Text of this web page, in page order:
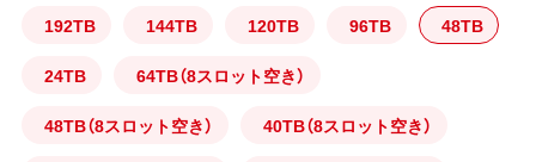
192TB 144TB 120TB 96TB 48TB
24TB 64TB（8スロット空き）
48TB（8スロット空き） 40TB（8スロット空き）